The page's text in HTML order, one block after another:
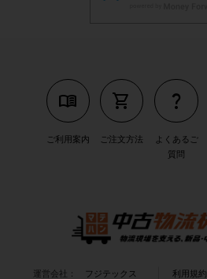
menu_book
ご利用案内
shopping_cart
ご注文方法
question_mark
よくあるご
質問
運営会社： フジテックス 利用規約